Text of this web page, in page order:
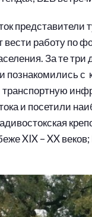
представители
работу по
За те
познакомились
и посетили
XIX – XX